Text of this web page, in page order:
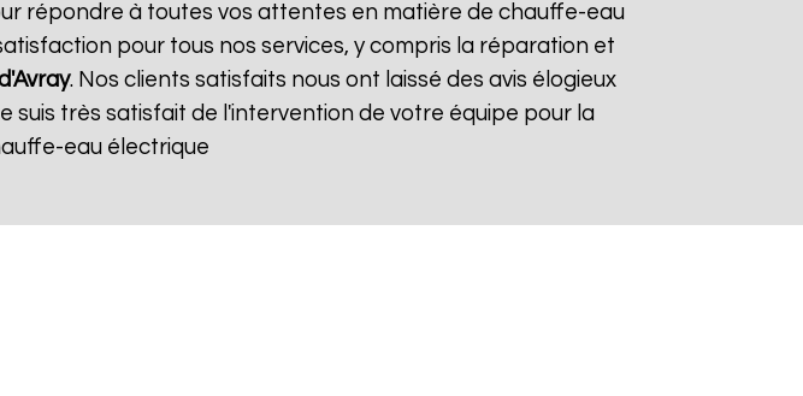
répondre à toutes vos attentes en matière de chauffe-eau
pour tous nos services, y compris la réparation et
. Nos clients satisfaits nous ont laissé des avis élogieux
très satisfait de l'intervention de votre équipe pour la
eau électrique